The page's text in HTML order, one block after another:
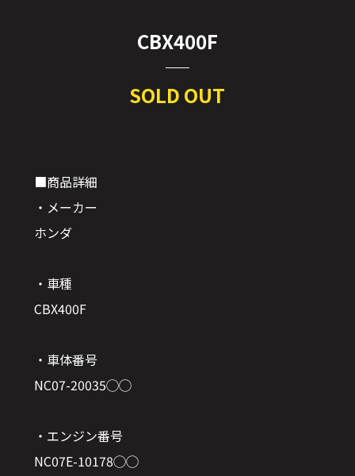
CBX400F
SOLD OUT
■商品詳細
・メーカー
ホンダ
・車種
CBX400F
・車体番号
NC07-20035◯◯
・エンジン番号
NC07E-10178◯◯